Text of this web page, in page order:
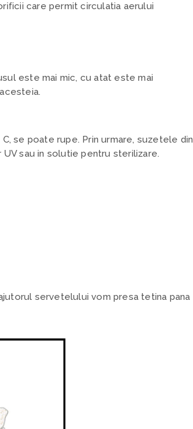
care permit circulatia aerului
este mai mic, cu atat este mai
se poate rupe. Prin urmare, suzetele din
sau in solutie pentru sterilizare.
servetelului vom presa tetina pana